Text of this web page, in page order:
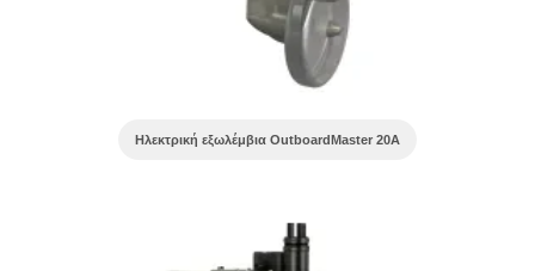
Ηλεκτρική εξωλέμβια OutboardMaster 20A